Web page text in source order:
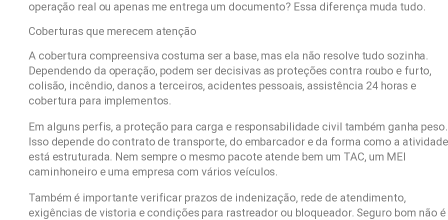
operação real ou apenas me entrega um documento? Essa diferença muda tudo.
Coberturas que merecem atenção
A cobertura compreensiva costuma ser a base, mas ela não resolve tudo sozinha.
Dependendo da operação, podem ser decisivas as proteções contra roubo e furto,
colisão, incêndio, danos a terceiros, acidentes pessoais, assistência 24 horas e
cobertura para implementos.
Em alguns perfis, a proteção para carga e responsabilidade civil também ganha peso.
Isso depende do contrato de transporte, do embarcador e da forma como a atividade
está estruturada. Nem sempre o mesmo pacote atende bem um TAC, um MEI
caminhoneiro e uma empresa com vários veículos.
Também é importante verificar prazos de indenização, rede de atendimento,
exigências de vistoria e condições para rastreador ou bloqueador. Seguro bom não é